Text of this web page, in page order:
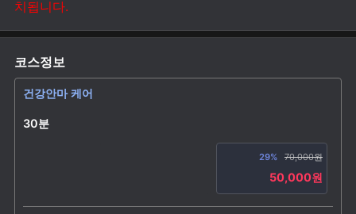
치됩니다.
코스정보
건강안마 케어
30분
29% 70,000원
50,000원